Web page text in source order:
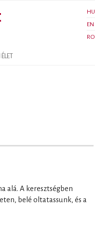
HU
EN
RO
alá. A keresztségben
belé oltatassunk, és a